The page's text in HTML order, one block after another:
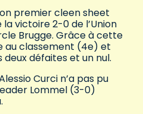
premier cleen sheet
victoire 2-0 de l’Union
Brugge. Grâce à cette
au classement (4e) et
défaites et un nul.
Curci n’a pas pu
Lommel (3-0)